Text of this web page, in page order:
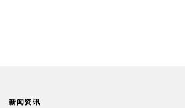
新闻资讯